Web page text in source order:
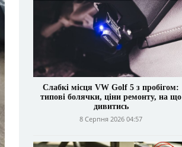
Слабкі місця VW Golf 5 з пробігом:
типові болячки, ціни ремонту, на що
дивитись
8 Серпня 2026 04:57